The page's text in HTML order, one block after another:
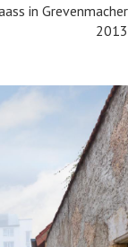
in Grevenmacher
2013